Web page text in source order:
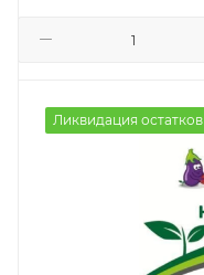
Ликвидация остатков